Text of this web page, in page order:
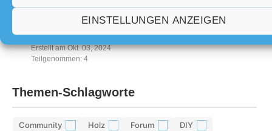
EINSTELLUNGEN ANZEIGEN
Würdest Du Microdrink kaufen?
Erstellt am Okt. 03, 2024
Teilgenommen: 4
Themen-Schlagworte
Community Holz Forum DIY